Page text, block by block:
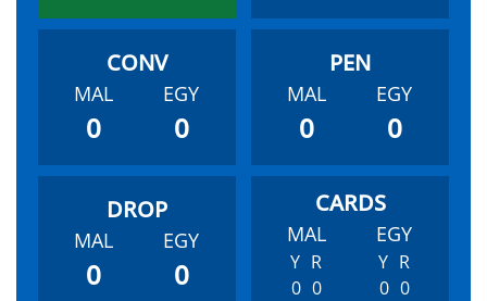
MAL EGY
0 0
MAL EGY
0 0
MAL EGY
0 0
MAL EGY
Y R
0 0
Y R
0 0